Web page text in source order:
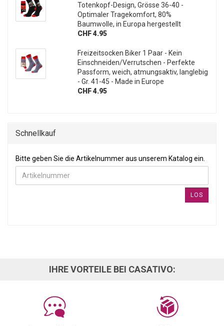
Totenkopf-Design, Grösse 36-40 -
Optimaler Tragekomfort, 80%
Baumwolle, in Europa hergestellt
CHF 4.95
Freizeitsocken Biker 1 Paar - Kein
Einschneiden/Verrutschen - Perfekte
Passform, weich, atmungsaktiv, langlebig
- Gr. 41-45 - Made in Europe
CHF 4.95
Schnellkauf
BITTE GEBEN SIE DIE ARTIKELNUMMER AUS UNSEREM
Bitte geben Sie die Artikelnummer aus unserem Katalog ein.
LOS
IHRE VORTEILE BEI CASATIVO: